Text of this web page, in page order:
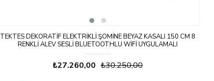
TEKTES DEKORATIF ELEKTRIKLI ŞÖMINE BEYAZ KASALI 150 CM 8
RENKLI ALEV SESLI BLUETOOTHLU WIFI UYGULAMALI
₺27.260,00 ₺30.250,00